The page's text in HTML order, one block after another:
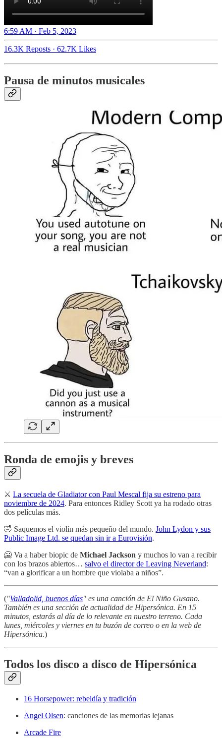
6:59 AM · Feb 5, 2023
16.3K Reposts · 62.7K Likes
Pausa de minutos musicales
Ronda de emojis y breves
⚔ La secuela de Gladiator con Paul Mescal fija su estreno para
noviembre de 2024. Para entonces Ridley Scott ya ha rodado otras
dos películas más.
🤣 Saquemos el violín más pequeño del mundo. John Lydon y sus
Public Image Ltd. se quedan sin ir a Eurovisión.
🥶 Va a haber biopic de Michael Jackson y muchos lo van a recibir
con los brazos abiertos… salvo el director de Leaving Neverland:
“van a glorificar a un hombre que violaba a niños”.
("Valladolid, buenos días" es una canción de El Niño Gusano.
También es una sección de actualidad de Hipersónica. En 15
minutos, estarás al día de lo relevante en nuestro terreno. Cada
lunes, miércoles y viernes en tu buzón de correo o en la web de
Hipersónica.)
Todos los disco a disco de Hipersónica
16 Horsepower: rebeldía y tradición
Angel Olsen: canciones de las memorias lejanas
Arcade Fire